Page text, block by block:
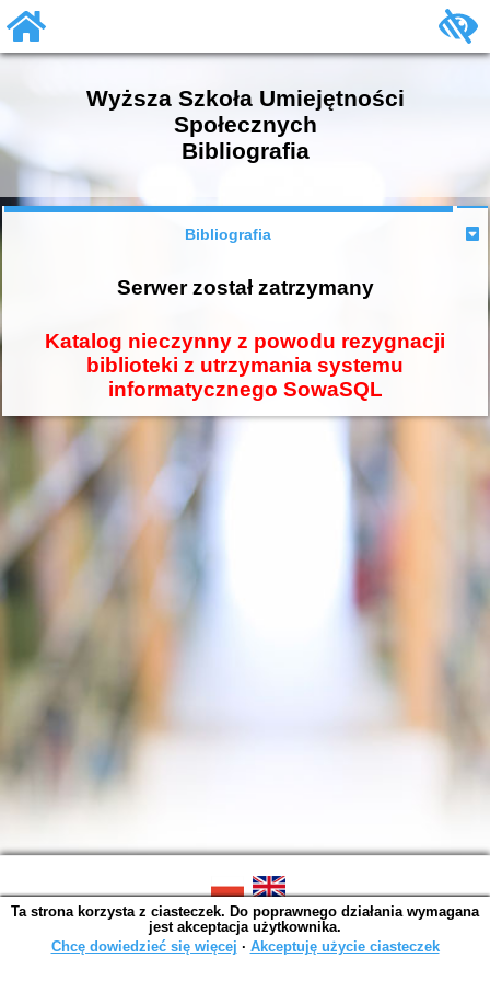
Wyższa Szkoła Umiejętności
Społecznych
Bibliografia
Bibliografia
Serwer został zatrzymany
Katalog nieczynny z powodu rezygnacji
biblioteki z utrzymania systemu
informatycznego SowaSQL
SOWA OPAC v. 4.9.11 (2024-07-03)
Wygenerowano w 0,0028 s.
Ta strona korzysta z ciasteczek. Do poprawnego działania wymagana
jest akceptacja użytkownika.
Chcę dowiedzieć się więcej ∙ Akceptuję użycie ciasteczek